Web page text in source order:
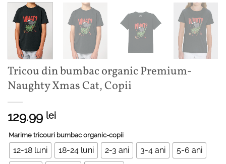
Tricou din bumbac organic Premium-
Naughty Xmas Cat, Copii
129.99 lei
Marime tricouri bumbac organic-copii
12-18 luni 18-24 luni 2-3 ani 3-4 ani
5-6 ani